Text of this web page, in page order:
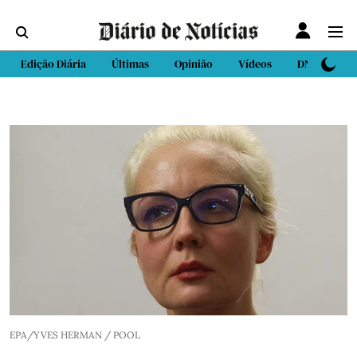
Edição Diária Últimas Opinião Vídeos DN Sport
EPA/YVES HERMAN / POOL